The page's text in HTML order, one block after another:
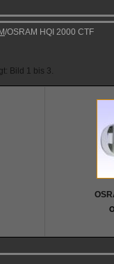
/OSRAM HQI 2000 CTF
Bild 1 bis 3.